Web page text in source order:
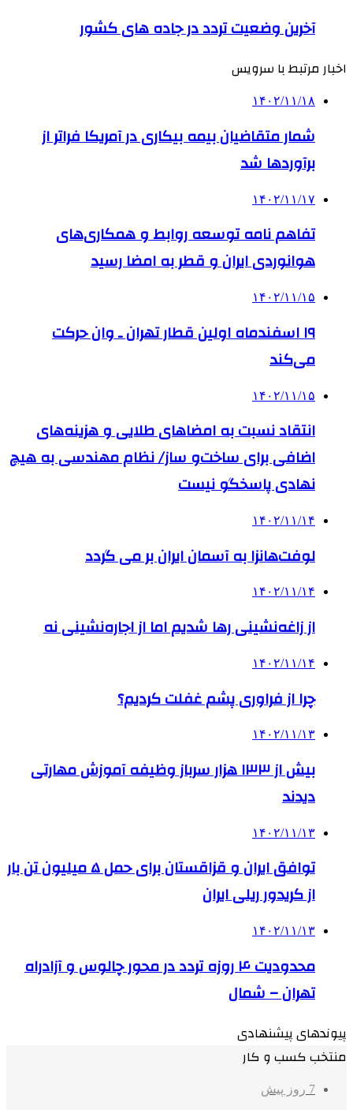
آخرین وضعیت تردد در جاده های کشور
اخبار مرتبط با سرویس
۱۴۰۲/۱۱/۱۸
شمار متقاضیان بیمه بیکاری در آمریکا فراتر از
برآوردها شد
۱۴۰۲/۱۱/۱۷
تفاهم نامه توسعه روابط و همکاری‌های
هوانوردی ایران و قطر به امضا رسید
۱۴۰۲/۱۱/۱۵
۱۹ اسفندماه اولین قطار تهران ـ وان حرکت
می‌کند
۱۴۰۲/۱۱/۱۵
انتقاد نسبت به امضاهای طلایی و هزینه‌های
اضافی برای ساخت‌و ساز/ نظام مهندسی به هیچ
نهادی پاسخگو نیست
۱۴۰۲/۱۱/۱۴
لوفت‌هانزا به آسمان ایران بر می گردد
۱۴۰۲/۱۱/۱۴
از زاغه‌نشینی رها شدیم اما از اجاره‌نشینی نه
۱۴۰۲/۱۱/۱۴
چرا از فراوری پشم غفلت کردیم؟
۱۴۰۲/۱۱/۱۳
بیش از ۱۳۳ هزار سرباز وظیفه آموزش مهارتی
دیدند
۱۴۰۲/۱۱/۱۳
توافق ایران و قزاقستان برای حمل ۵ میلیون تن بار
از کریدور ریلی ایران
۱۴۰۲/۱۱/۱۳
محدودیت ۴ روزه تردد در محور چالوس و آزادراه
تهران – شمال
پیوندهای پیشنهادی
منتخب کسب و کار
7 روز پیش